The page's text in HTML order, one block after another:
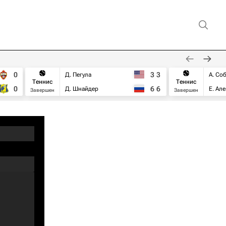
0
0
Теннис
Завершен
Д. Пегула
Д. Шнайдер
3 3
6 6
Теннис
Завершен
А.
Е.